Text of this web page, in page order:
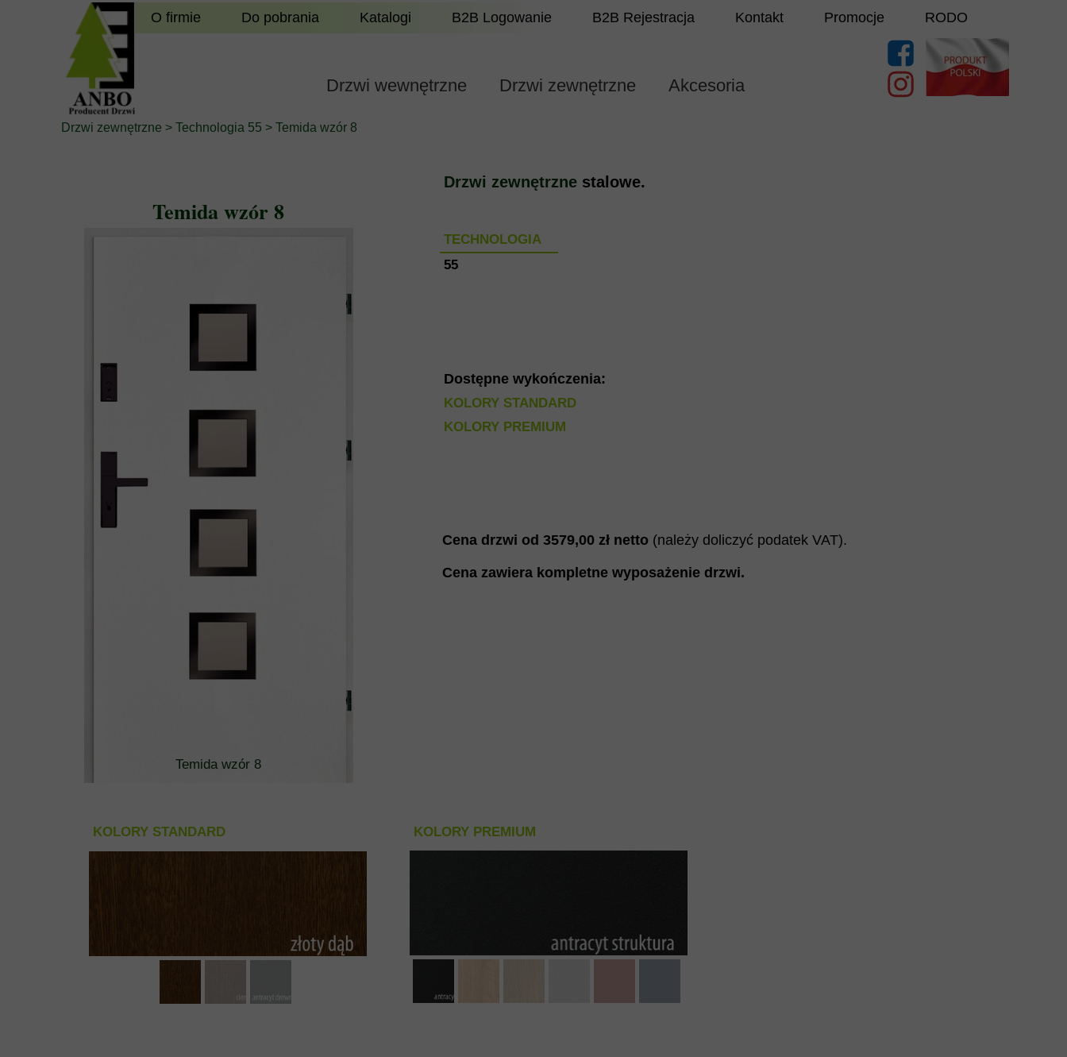
Drzwi wewnętrzne Drzwi zewnętrzne Akcesoria
O firmie Do pobrania Katalogi B2B Logowanie B2B Rejestracja Kontakt Promocje RODO
Drzwi zewnętrzne > Technologia 55 > Temida wzór 8
KOLORY PREMIUM
Cena zawiera kompletne wyposażenie drzwi.
Cena drzwi od 3579,00 zł netto (należy doliczyć podatek VAT).
KOLORY PREMIUM
KOLORY STANDARD
Dostępne wykończenia:
55
TECHNOLOGIA
KOLORY STANDARD
Drzwi zewnętrzne stalowe.
Temida wzór 8
Temida wzór 8